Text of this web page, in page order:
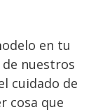
en tu
nuestros
cuidado de
cosa que